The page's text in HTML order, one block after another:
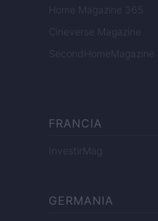
Home Magazine 365
Cineverse Magazine
SecondHomeMagazine
FRANCIA
InvestirMag
GERMANIA